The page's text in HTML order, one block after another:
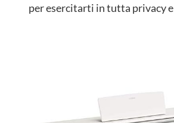
per esercitarti in tutta privacy